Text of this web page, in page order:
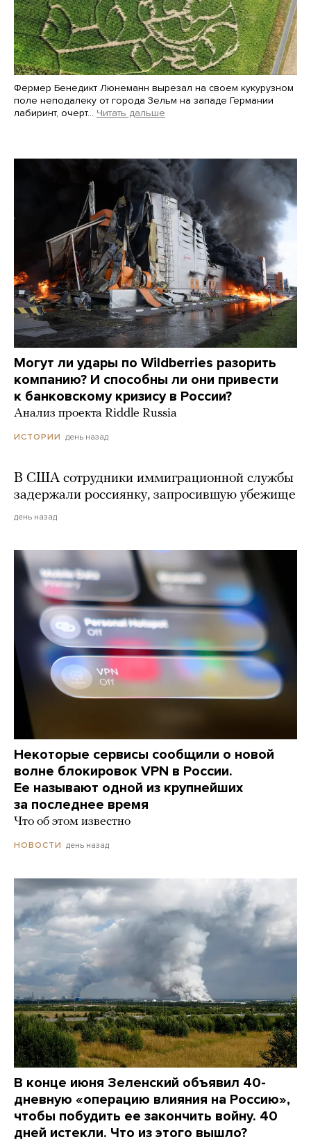
Фермер Бенедикт Люнеманн вырезал на своем кукурузном
поле неподалеку от города Зельм на западе Германии
лабиринт, очерт… Читать дальше
Могут ли удары по Wildberries разорить
компанию? И способны ли они привести
к банковскому кризису в России?
Анализ проекта Riddle Russia
ИСТОРИИ день назад
В США сотрудники иммиграционной службы
задержали россиянку, запросившую убежище
день назад
Некоторые сервисы сообщили о новой
волне блокировок VPN в России.
Ее называют одной из крупнейших
за последнее время
Что об этом известно
НОВОСТИ день назад
В конце июня Зеленский объявил 40-
дневную «операцию влияния на Россию»,
чтобы побудить ее закончить войну. 40
дней истекли. Что из этого вышло?